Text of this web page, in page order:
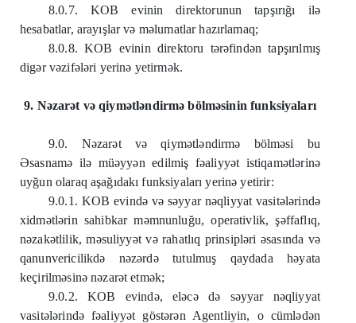
8.0.7. KOB evinin direktorunun tapşırığı ilə
hesabatlar, arayışlar və məlumatlar hazırlamaq;
8.0.8. KOB evinin direktoru tərəfindən tapşırılmış
digər vəzifələri yerinə yetirmək.
9. Nəzarət və qiymətləndirmə bölməsinin funksiyaları
9.0. Nəzarət və qiymətləndirmə bölməsi bu
Əsasnamə ilə müəyyən edilmiş fəaliyyət istiqamətlərinə
uyğun olaraq aşağıdakı funksiyaları yerinə yetirir:
9.0.1. KOB evində və səyyar nəqliyyat vasitələrində
xidmətlərin sahibkar məmnunluğu, operativlik, şəffaflıq,
nəzakətlilik, məsuliyyət və rahatlıq prinsipləri əsasında və
qanunvericilikdə nəzərdə tutulmuş qaydada həyata
keçirilməsinə nəzarət etmək;
9.0.2. KOB evində, eləcə də səyyar nəqliyyat
vasitələrində fəaliyyət göstərən Agentliyin, o cümlədən